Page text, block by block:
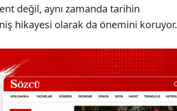
değil, aynı zamanda tarihin
hikayesi olarak da önemini koruyor.